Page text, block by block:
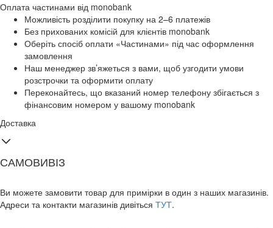
Оплата частинами від monobank
Можливість розділити покупку на 2–6 платежів
Без прихованих комісій для клієнтів monobank
Оберіть спосіб оплати «Частинами» під час оформлення
замовлення
Наш менеджер зв’яжеться з вами, щоб узгодити умови
розстрочки та оформити оплату
Переконайтесь, що вказаний номер телефону збігається з
фінансовим номером у вашому monobank
Доставка
САМОВИВІЗ
Ви можете замовити товар для примірки в один з наших магазинів.
Адреси та контакти магазинів дивіться ТУТ.